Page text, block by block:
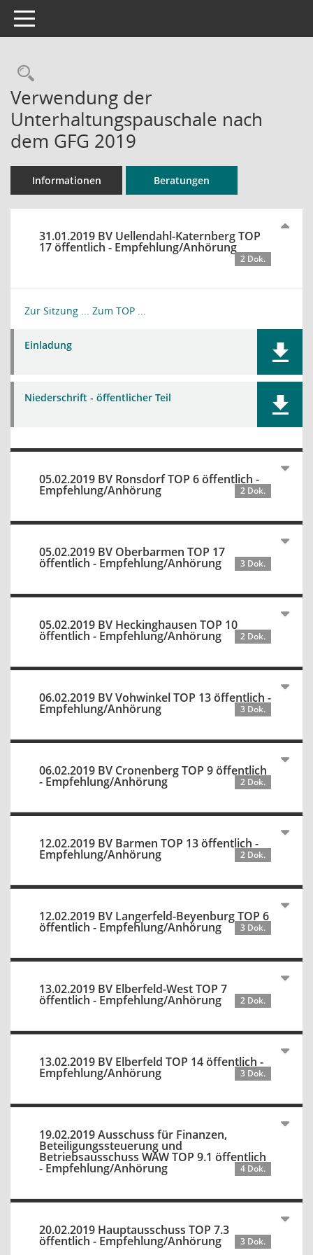
Toggle navigation
Rechercheauswahl
Verwendung der
Unterhaltungspauschale nach
dem GFG 2019
Informationen Beratungen
31.01.2019 BV Uellendahl-Katernberg TOP
17 öffentlich - Empfehlung/Anhörung
2 Dok.
Zur Sitzung ... Zum TOP ...
Einladung
Niederschrift - öffentlicher Teil
05.02.2019 BV Ronsdorf TOP 6 öffentlich -
Empfehlung/Anhörung 2 Dok.
05.02.2019 BV Oberbarmen TOP 17
öffentlich - Empfehlung/Anhörung 3 Dok.
05.02.2019 BV Heckinghausen TOP 10
öffentlich - Empfehlung/Anhörung 2 Dok.
06.02.2019 BV Vohwinkel TOP 13 öffentlich -
Empfehlung/Anhörung 3 Dok.
06.02.2019 BV Cronenberg TOP 9 öffentlich
- Empfehlung/Anhörung 2 Dok.
12.02.2019 BV Barmen TOP 13 öffentlich -
Empfehlung/Anhörung 2 Dok.
12.02.2019 BV Langerfeld-Beyenburg TOP 6
öffentlich - Empfehlung/Anhörung 3 Dok.
13.02.2019 BV Elberfeld-West TOP 7
öffentlich - Empfehlung/Anhörung 2 Dok.
13.02.2019 BV Elberfeld TOP 14 öffentlich -
Empfehlung/Anhörung 3 Dok.
19.02.2019 Ausschuss für Finanzen,
Beteiligungssteuerung und
Betriebsausschuss WAW TOP 9.1 öffentlich
- Empfehlung/Anhörung 4 Dok.
20.02.2019 Hauptausschuss TOP 7.3
öffentlich - Empfehlung/Anhörung 3 Dok.